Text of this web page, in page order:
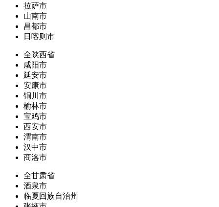
拉萨市
山南市
昌都市
日喀则市
全陕西省
咸阳市
延安市
安康市
铜川市
榆林市
宝鸡市
西安市
渭南市
汉中市
商洛市
全甘肃省
酒泉市
临夏回族自治州